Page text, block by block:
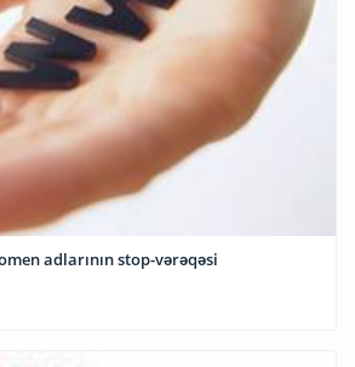
adlarının stop-vərəqəsi